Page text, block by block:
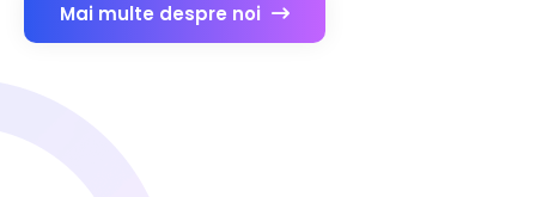
Mai multe despre noi